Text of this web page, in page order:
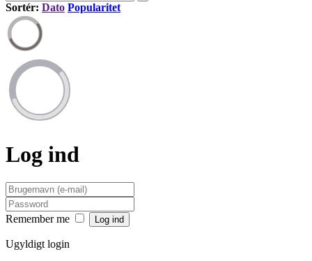
Sortér: Dato Popularitet
Log ind
Remember me
Ugyldigt login